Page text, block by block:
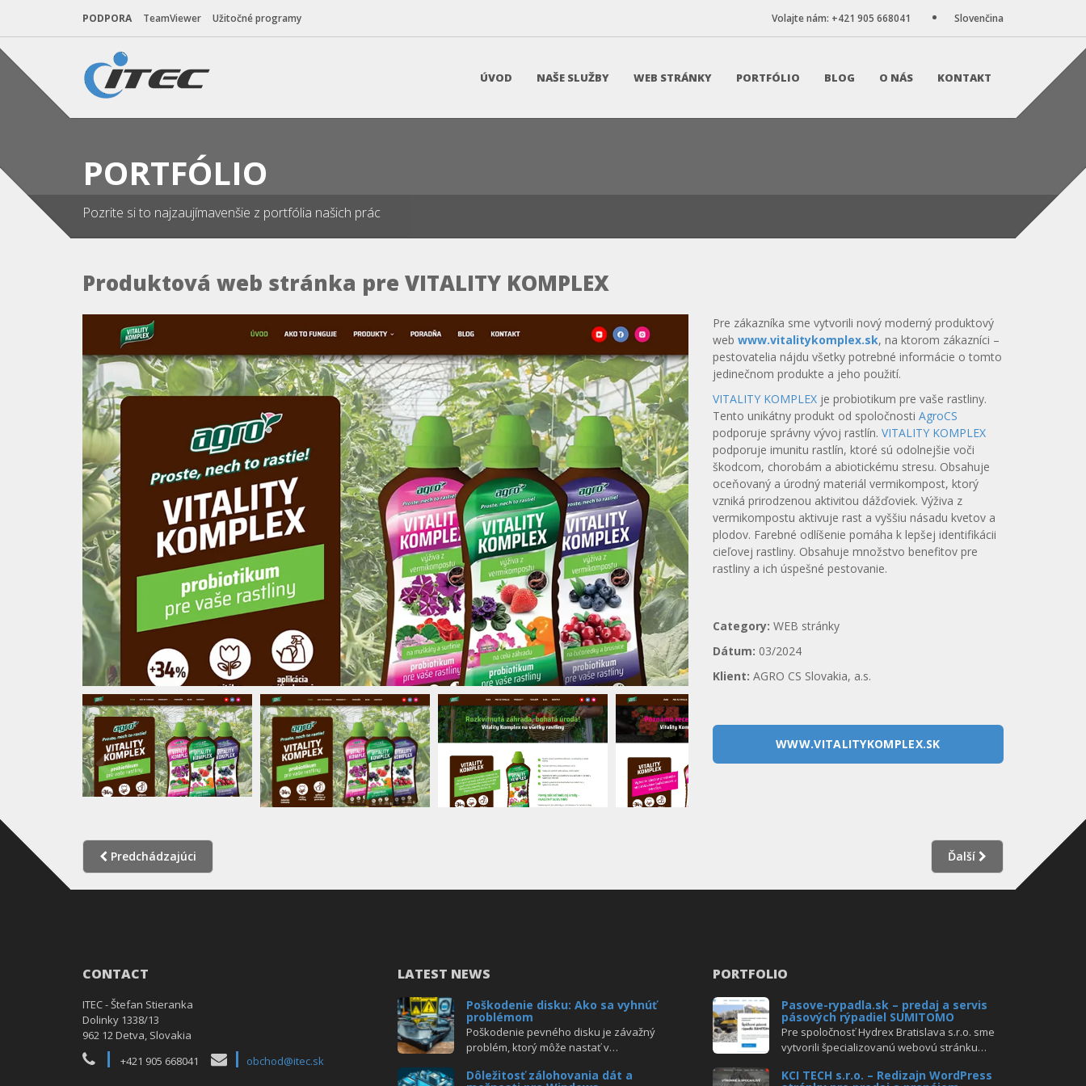
PODPORA TeamViewer Užitočné programy Volajte nám: +421 905 668041 Slovenčina
ÚVOD NAŠE SLUŽBY WEB STRÁNKY PORTFÓLIO BLOG O NÁS KONTAKT
PORTFÓLIO
Pozrite si to najzaujímavenšie z portfólia našich prác
Produktová web stránka pre VITALITY KOMPLEX
Pre zákazníka sme vytvorili nový moderný produktový
web www.vitalitykomplex.sk, na ktorom zákazníci –
pestovatelia nájdu všetky potrebné informácie o tomto
jedinečnom produkte a jeho použití.
VITALITY KOMPLEX je probiotikum pre vaše rastliny.
Tento unikátny produkt od spoločnosti AgroCS
podporuje správny vývoj rastlín. VITALITY KOMPLEX
podporuje imunitu rastlín, ktoré sú odolnejšie voči
škodcom, chorobám a abiotickému stresu. Obsahuje
oceňovaný a úrodný materiál vermikompost, ktorý
vzniká prirodzenou aktivitou dážďoviek. Výživa z
vermikompostu aktivuje rast a vyššiu násadu kvetov a
plodov. Farebné odlíšenie pomáha k lepšej identifikácii
cieľovej rastliny. Obsahuje množstvo benefitov pre
rastliny a ich úspešné pestovanie.
Category: WEB stránky
Dátum: 03/2024
Klient: AGRO CS Slovakia, a.s.
WWW.VITALITYKOMPLEX.SK
Predchádzajúci Ďalší
CONTACT
ITEC - Štefan Stieranka
Dolinky 1338/13
962 12 Detva, Slovakia
+421 905 668041
obchod@itec.sk
LATEST NEWS
Poškodenie disku: Ako sa vyhnúť
problémom
Poškodenie pevného disku je závažný
problém, ktorý môže nastať v…
Dôležitosť zálohovania dát a
PORTFOLIO
Pasove-rypadla.sk – predaj a servis
pásových rýpadiel SUMITOMO
Pre spoločnosť Hydrex Bratislava s.r.o. sme
vytvorili špecializovanú webovú stránku…
KCI TECH s.r.o. – Redizajn WordPress